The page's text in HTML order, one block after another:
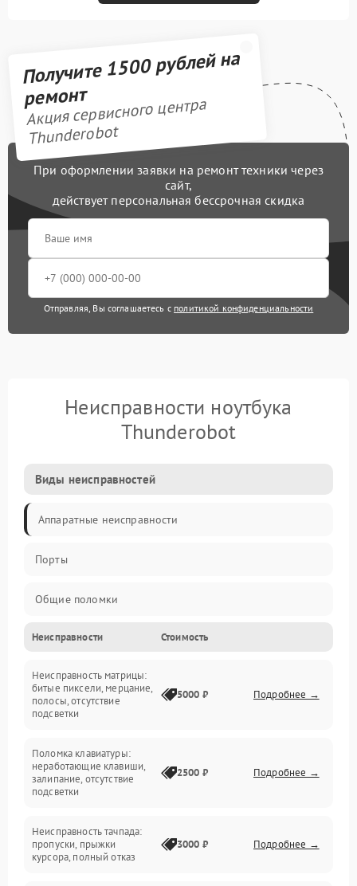
Получите 1500 рублей на
ремонт
Акция сервисного центра
Thunderobot
При оформлении заявки на ремонт техники через
сайт,
действует персональная бессрочная скидка
Отправляя, Вы соглашаетесь с политикой конфиденциальности
Неисправности ноутбука
Thunderobot
Виды неисправностей
Аппаратные неисправности
Порты
Общие поломки
Устройства
Программные ошибки
Электрические и системные сбои
Интерфейсные проблемы
Батарея
Сеть и интернет
Неисправности Стоимость
Неисправность матрицы:
битые пиксели, мерцание,
полосы, отсутствие
подсветки
5000 ₽ Подробнее →
Поломка клавиатуры:
неработающие клавиши,
залипание, отсутствие
подсветки
2500 ₽ Подробнее →
Неисправность тачпада:
пропуски, прыжки
курсора, полный отказ
3000 ₽ Подробнее →